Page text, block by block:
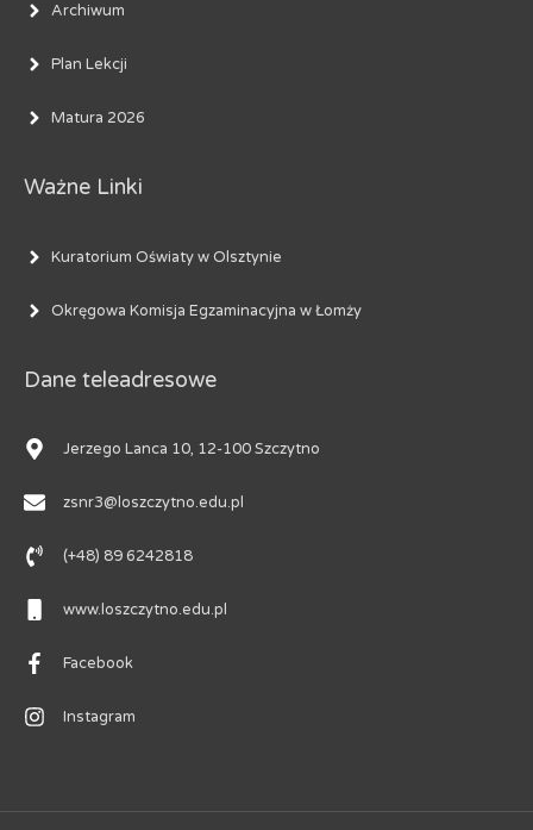
Archiwum
Plan Lekcji
Matura 2026
Ważne Linki
Kuratorium Oświaty w Olsztynie
Okręgowa Komisja Egzaminacyjna w Łomży
Dane teleadresowe
Jerzego Lanca 10, 12-100 Szczytno
zsnr3@loszczytno.edu.pl
(+48) 89 6242818
www.loszczytno.edu.pl
Facebook
Instagram